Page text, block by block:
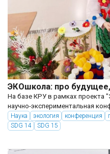
ЭКОшкола: про будущее,
На базе КРУ в рамках проекта
научно-экспериментальная
молодежи». В этот день
встречи активных и
Наука экология конференция
SDG 14
SDG 15